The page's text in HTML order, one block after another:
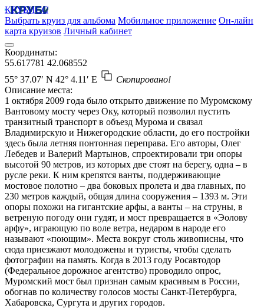
КРУБИСС
Выбрать круиз для альбома Мобильное приложение Он-лайн
карта круизов Личный кабинет
Координаты:
55.617781 42.068552
55° 37.07′ N 42° 4.11′ E
Скопировано!
Описание места:
1 октября 2009 года было открыто движение по Муромскому
Вантовому мосту через Оку, который позволил пустить
транзитный транспорт в объезд Мурома и связал
Владимирскую и Нижегородские области, до его постройки
здесь была летняя понтонная переправа. Его авторы, Олег
Лебедев и Валерий Мартынов, спроектировали три опоры
высотой 90 метров, из которых две стоят на берегу, одна – в
русле реки. К ним крепятся ванты, поддерживающие
мостовое полотно – два боковых пролета и два главных, по
230 метров каждый, общая длина сооружения – 1393 м. Эти
опоры похожи на гигантские арфы, а ванты – на струны, в
ветреную погоду они гудят, и мост превращается в «Эолову
арфу», играющую по воле ветра, недаром в народе его
называют «поющим». Места вокруг столь живописны, что
сюда приезжают молодожены и туристы, чтобы сделать
фотографии на память. Когда в 2013 году Росавтодор
(Федеральное дорожное агентство) проводило опрос,
Муромский мост был признан самым красивым в России,
обогнав по количеству голосов мосты Санкт-Петербурга,
Хабаровска, Сургута и других городов.